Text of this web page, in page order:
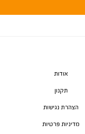
אודות
תקנון
הצהרת נגישות
מדיניות פרטיות